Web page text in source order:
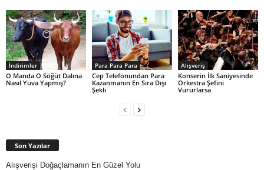
İndirimler
O Manda O Söğüt Dalına
Nasıl Yuva Yapmış?
Para Para Para
Cep Telefonundan Para
Kazanmanın En Sıra Dışı
Şekli
Alışveriş
Konserin İlk Saniyesinde
Orkestra Şefini
Vururlarsa
Son Yazılar
Alışverişi Doğaçlamanın En Güzel Yolu